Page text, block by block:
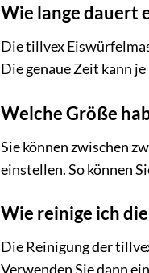
Wie lange dauert
Die tillvex
Die genaue Zeit kann
Welche Größe
Sie können zwischen
einstellen. So können
Wie reinige ich
Die Reinigung der